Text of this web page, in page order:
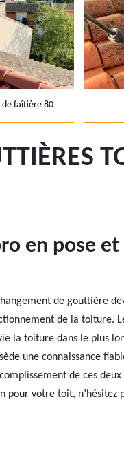
faîtière 80
en pose
de gouttière
de la toiture.
la toiture dans le plus
une connaissance
de ces
pour votre toit, n’hésitez